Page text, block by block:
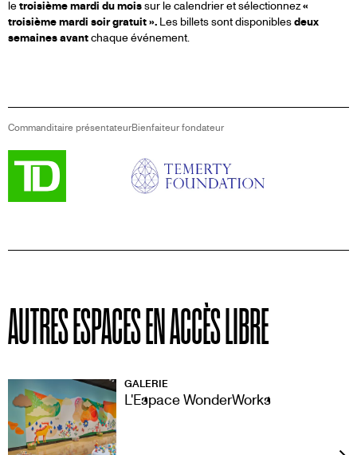
letroisième mardi du moissur le calendrier et sélectionnez«
troisième mardi soir gratuit ». Les billets sont disponiblesdeux
semaines avantchaque événement.
Commanditaire présentateur
Image
Bienfaiteur fondateur
Image
AUTRES ESPACES EN ACCÈS LIBRE
GALERIE
L'Espace WonderWorks